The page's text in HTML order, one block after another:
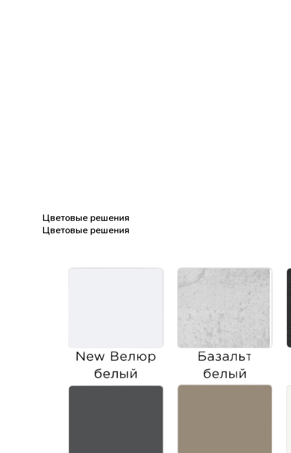
Цветовые решения
Цветовые решения